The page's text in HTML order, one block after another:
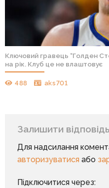
Ключовий гравець “Голден
на рік. Клуб це не влаштовує
488 aks701
Залишити відповідь
Для надсилання
авторизуватисяабо
Підключитися через: